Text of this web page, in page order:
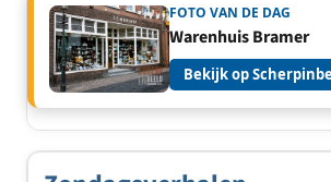
FOTO VAN DE DAG
Warenhuis Bramer
Bekijk op